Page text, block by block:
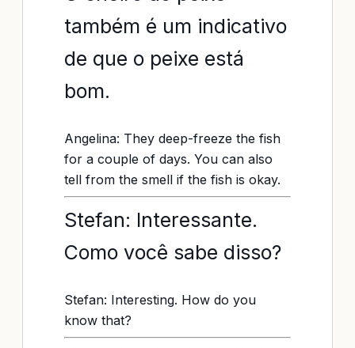
também é um indicativo
de que o peixe está
bom.
Angelina: They deep-freeze the fish
for a couple of days. You can also
tell from the smell if the fish is okay.
Stefan: Interessante.
Como você sabe disso?
Stefan: Interesting. How do you
know that?